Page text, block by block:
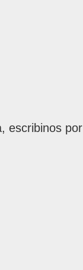
escribinos por